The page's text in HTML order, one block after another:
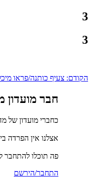
3
3
ניווט
הקודם: צעיף כותנה/פראו
חבר מועדון
כחברי מועדון של
אצלנו אין הפרדה
פה תוכלו להתחבר
התחבר/הירשם